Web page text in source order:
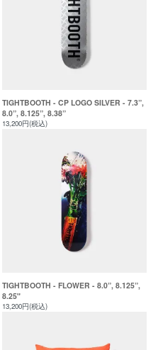
TIGHTBOOTH - CP LOGO SILVER - 7.3”,
8.0”, 8.125”, 8.38”
13,200円(税込)
TIGHTBOOTH - FLOWER - 8.0”, 8.125”,
8.25"
13,200円(税込)